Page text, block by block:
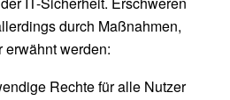
durch Maßnahmen,
werden:
Rechte für alle Nutzer